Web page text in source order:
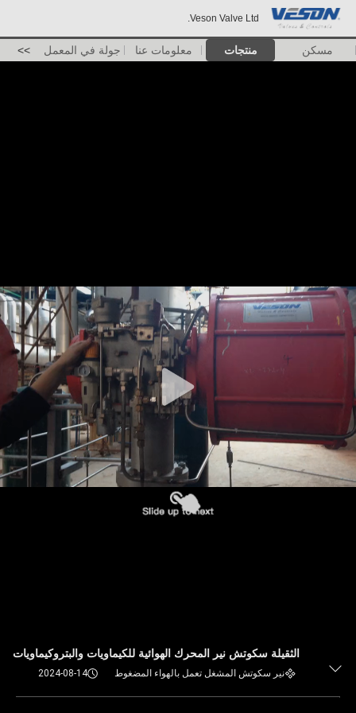
Veson Valve Ltd.
مسكن منتجات معلومات عنا جولة في المعمل >>
الثقيلة سكوتش نير المحرك الهوائية للكيماويات والبتروكيماويات
نير سكوتش المشغل تعمل بالهواء المضغوط 2024-08-14